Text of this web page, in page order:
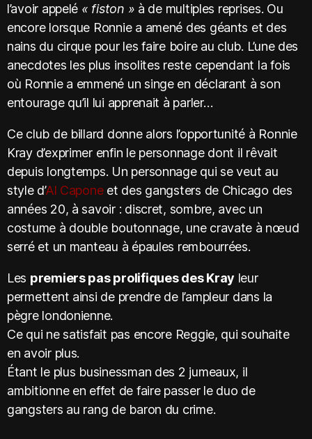
l’avoir appelé « fiston » à de multiples reprises. Ou
encore lorsque Ronnie a amené des géants et des
nains du cirque pour les faire boire au club. L’une des
anecdotes les plus insolites reste cependant la fois
où Ronnie a emmené un singe en déclarant à son
entourage qu’il lui apprenait à parler…
Ce club de billard donne alors l’opportunité à Ronnie
Kray d’exprimer enfin le personnage dont il rêvait
depuis longtemps. Un personnage qui se veut au
style d’Al Caponeet des gangsters de Chicago des
années 20, à savoir : discret, sombre, avec un
costume à double boutonnage, une cravate à nœud
serré et un manteau à épaules rembourrées.
Les premiers pas prolifiques des Kray leur
permettent ainsi de prendre de l’ampleur dans la
pègre londonienne.
Ce qui ne satisfait pas encore Reggie, qui souhaite
en avoir plus.
Étant le plus businessman des 2 jumeaux, il
ambitionne en effet de faire passer le duo de
gangsters au rang de baron du crime.